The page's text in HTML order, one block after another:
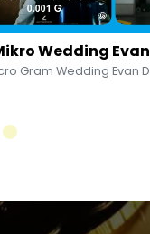
Wedding
Gram Wedding Evan